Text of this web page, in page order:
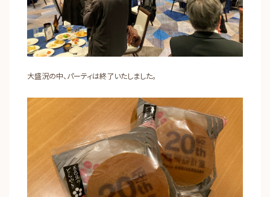
大盛況の中、パーティは終了いたしました。